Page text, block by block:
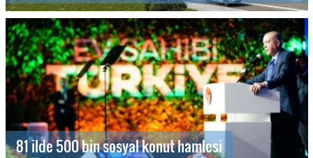
81 ilde 500 bin sosyal konut hamlesi